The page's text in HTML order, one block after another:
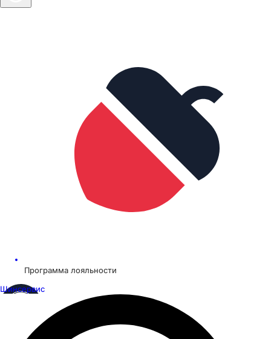
Программа лояльности
Шинсервис